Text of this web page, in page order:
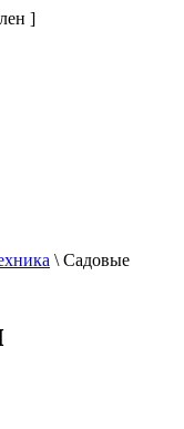
]
\ Садовые